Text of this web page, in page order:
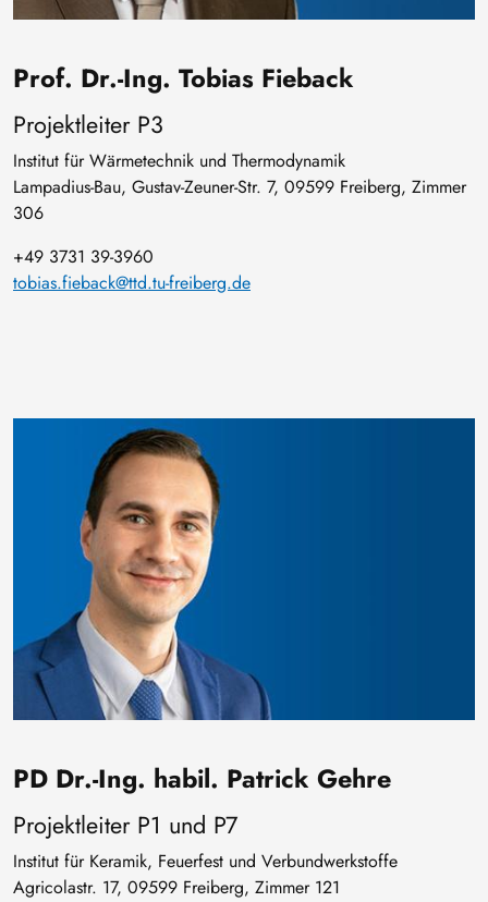
Prof. Dr.-Ing. Tobias Fieback
Projektleiter P3
Institut für Wärmetechnik und Thermodynamik
Lampadius-Bau, Gustav-Zeuner-Str. 7, 09599 Freiberg, Zimmer
306
+49 3731 39-3960
tobias.fieback@ttd.tu-freiberg.de
PD Dr.-Ing. habil. Patrick Gehre
Projektleiter P1 und P7
Institut für Keramik, Feuerfest und Verbundwerkstoffe
Agricolastr. 17, 09599 Freiberg, Zimmer 121